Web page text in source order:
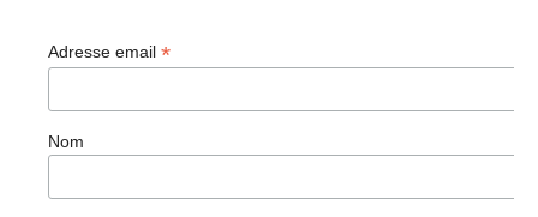
Adresse email *
Nom